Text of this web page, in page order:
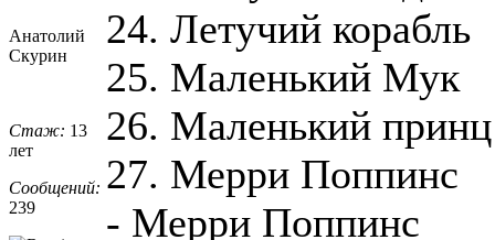
Анатолий
Скурин
Стаж: 13
лет
Сообщений:
239
24. Летучий корабль
25. Маленький Мук
26. Маленький принц
27. Мерри Поппинс
- Мерри Поппинс